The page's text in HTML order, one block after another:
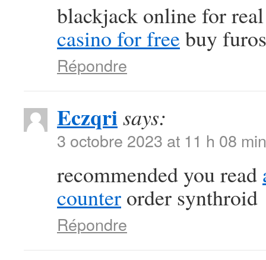
blackjack online for
casino for free buy
Répondre
Eczqrisays:
3 octobre 2023 at 11 h 08 min
recommended you read
counter order synthroid
Répondre